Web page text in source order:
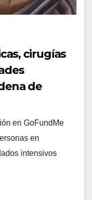
cirugías
de
en GoFundMe
en
intensivos